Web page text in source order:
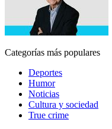
Categorías más populares
Deportes
Humor
Noticias
Cultura y sociedad
True crime